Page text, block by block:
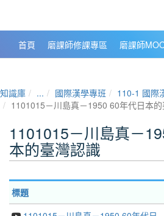
首頁 磨課師修課專區 磨課師
知識庫 ... 國際漢學專班
110-1 國際
1101015－川島真－1950 60年代日本
1101015－川島真－
本的臺灣認識
標題